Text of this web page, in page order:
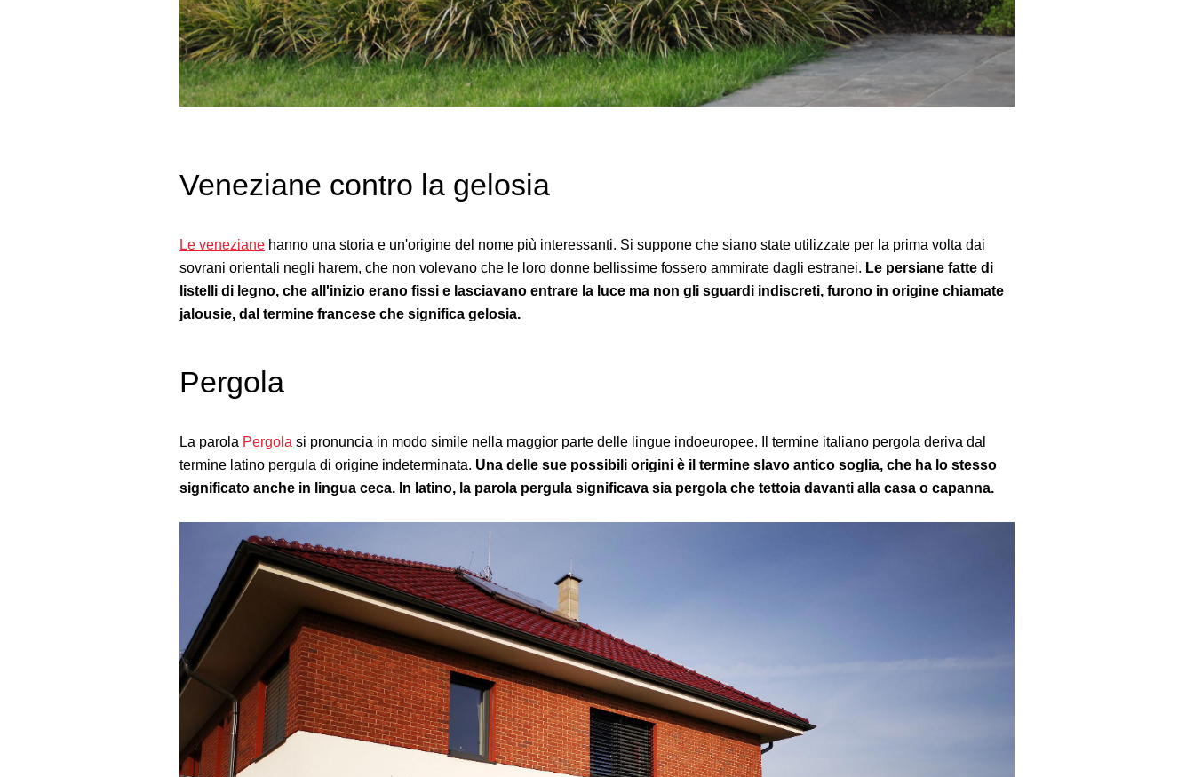
Veneziane contro la gelosia
Le veneziane hanno una storia e un'origine del nome più interessanti. Si suppone che siano state utilizzate per la prima volta dai
sovrani orientali negli harem, che non volevano che le loro donne bellissime fossero ammirate dagli estranei. Le persiane fatte di
listelli di legno, che all'inizio erano fissi e lasciavano entrare la luce ma non gli sguardi indiscreti, furono in origine chiamate
jalousie, dal termine francese che significa gelosia.
Pergola
La parola Pergola si pronuncia in modo simile nella maggior parte delle lingue indoeuropee. Il termine italiano pergola deriva dal
termine latino pergula di origine indeterminata. Una delle sue possibili origini è il termine slavo antico soglia, che ha lo stesso
significato anche in lingua ceca. In latino, la parola pergula significava sia pergola che tettoia davanti alla casa o capanna.